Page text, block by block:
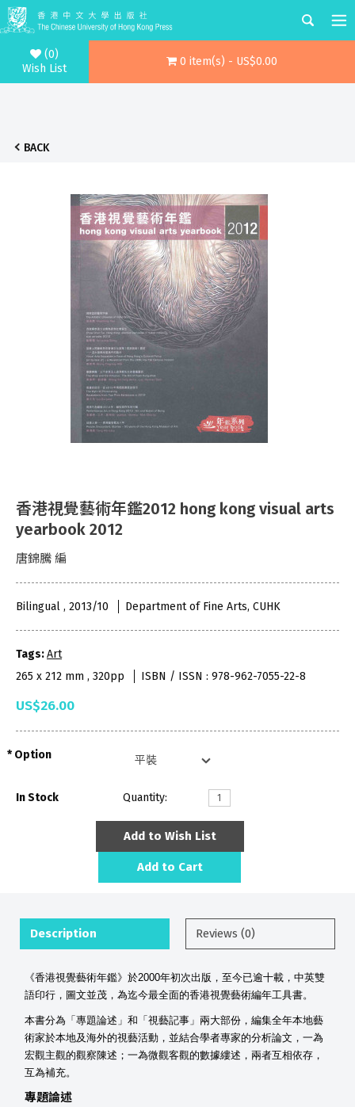
(0)
Wish List
0 item(s) - US$0.00
BACK
香港視覺藝術年鑑2012 hong kong visual arts
yearbook 2012
唐錦騰 編
Bilingual , 2013/10 Department of Fine Arts, CUHK
Tags:Art
265 x 212 mm , 320pp
ISBN / ISSN : 978-962-7055-22-8
US$26.00
Option
In Stock Quantity:
Add to Wish List
Add to Cart
Description Reviews (0)
《香港視覺藝術年鑑》於2000年初次出版，至今已逾十載，中英雙
語印行，圖文並茂，為迄今最全面的香港視覺藝術編年工具書。
本書分為「專題論述」和「視藝記事」兩大部份，編集全年本地藝
術家於本地及海外的視藝活動，並結合學者專家的分析論文，一為
宏觀主觀的觀察陳述；一為微觀客觀的數據縷述，兩者互相依存，
互為補充。
專題論述